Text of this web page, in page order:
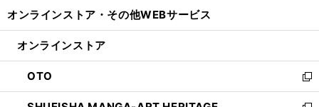
開
ン
ウ
で
開
ウ
ン
ド
ウ
オンラインストア・ その他WEBサービス
オンラインストア
OTO
新
し